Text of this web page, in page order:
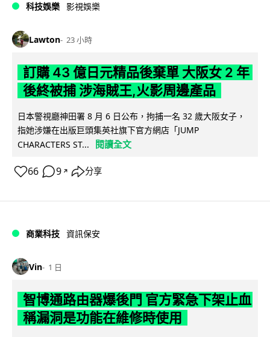
科技娛樂 影視娛樂
Lawton 23 小時
訂購 43 億日元精品後棄單 大阪女 2 年
後終被捕 涉海賊王,火影周邊產品
日本警視廳神田署 8 月 6 日公布，拘捕一名 32 歲大阪女子，
指她涉嫌在出版巨頭集英社旗下官方網店「JUMP
CHARACTERS ST...
閱讀全文
66 9 ↗ 分享
商業科技 資訊保安
Vin 1 日
智博通路由器爆後門 官方緊急下架止血
稱漏洞是功能在維修時使用